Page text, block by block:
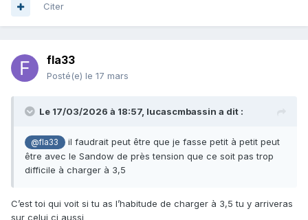
Citer
fla33
Posté(e) le 17 mars
Le 17/03/2026 à 18:57, lucascmbassin a dit :
@fla33
il faudrait peut être que je fasse petit à petit peut
être avec le Sandow de près tension que ce soit pas trop
difficile à charger à 3,5
C’est toi qui voit si tu as l’habitude de charger à 3,5 tu y arriveras
sur celui ci aussi